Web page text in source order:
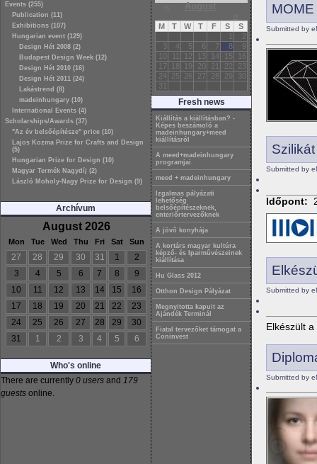
Events (255)
Publication (11)
Exhibitions (107)
Hungarian event (129)
Design Hét 2008 (2)
Budapest Design Week (12)
Design Hét 2010 (16)
Design Hét 2011 (24)
Lakástrend (8)
madeinhungary (10)
International Events (4)
Scholarships/Awards (37)
"Az év belsőépítésze" price (10)
Lajos Kozma Prize for Crafts and Design
(5)
Hungarian Prize for Design (10)
Magyar Termék Nagydíj (2)
László Moholy-Nagy Prize for Design (9)
Archívum
August 2026
Mon Tue Wed Thu Fri Sat Sun
27 28 29 30 31 1
2
3
4 5 6 7 8
9
10
11 12 13 14 15
16
17
18 19 20 21 22
23
24
25 26 27 28 29
30
31
1 2 3 4 5 6
Who's online
There are currently 0 users and 179
guests online.
« August
M T W T F S
S
1
2
3
4 5 6 7 8
9
10
11 12 13 14 15
16
17
18 19 20 21 22
23
24
25 26 27 28 29
30
31
Fresh news
Kiállítás a kiállításban? -
Képes beszámoló a
madeinhungary+meed
kiállításról
A meed+madeinhungary
programjai
meed + madeinhungary
Izgalmas pályázati
lehetőség
belsőépítészeknek,
enteriőrtervezőknek
A jövő konyhája
A kortárs magyar kultúra
képző- és Iparművészeinek
kiállítása
Hu Glass 2012
Otthon Design Pályázat
Megnyitotta kapuit az
Ajándék Terminál
Fiatal tervezőket támogat a
Coninvest
Submitted by
Submitted by
Időpont:
Submitted by
Elkészült
Submitted by